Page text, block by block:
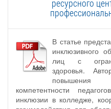
ресурсного
В статье
инклюзивного
лиц с
здоровья.
компетентности
инклюзии в колледже,